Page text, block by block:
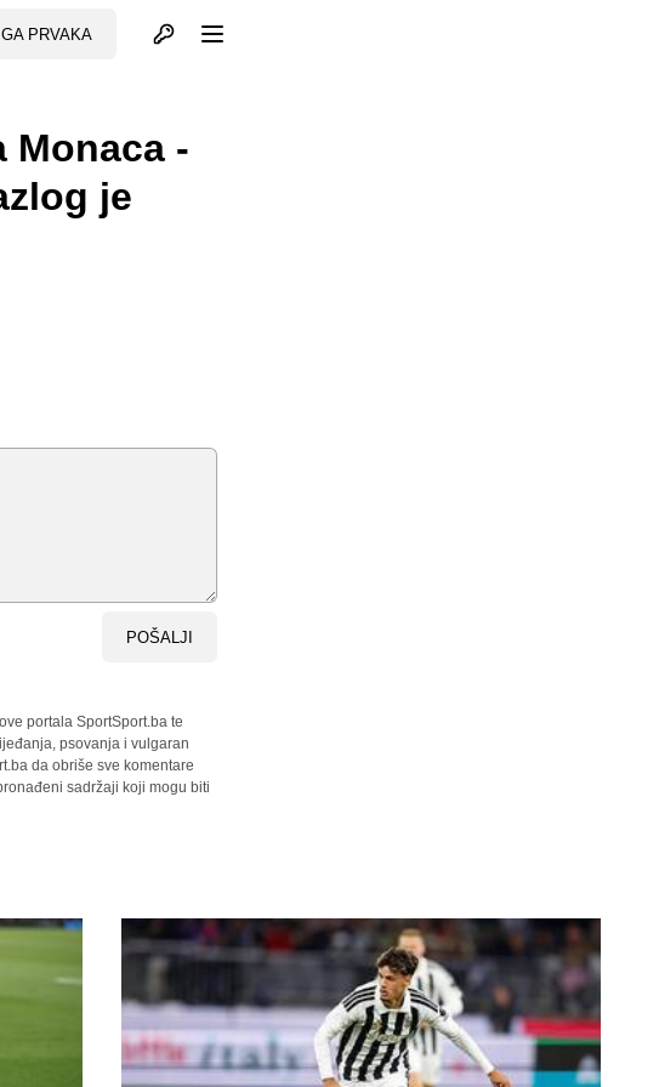
PRVAKA Otvori profil
Monaca -
je
POŠALJI
portala SportSport.ba te
psovanja i vulgaran
da obriše sve komentare
sadržaji koji mogu biti